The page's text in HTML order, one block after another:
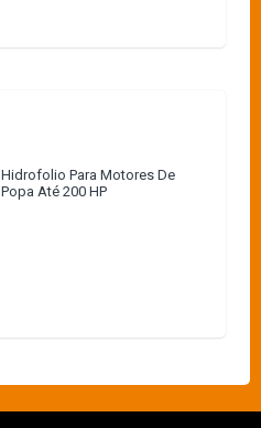
Hidrofolio Para Motores De
Popa Até 200 HP